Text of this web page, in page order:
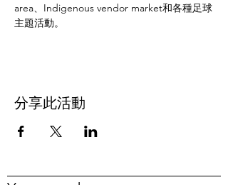
area、Indigenous vendor market和各種足球
主題活動。
分享此活動